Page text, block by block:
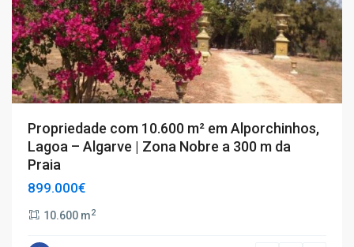
Propriedade com 10.600 m² em Alporchinhos,
Lagoa – Algarve | Zona Nobre a 300 m da
Praia
899.000€
10.600 m2